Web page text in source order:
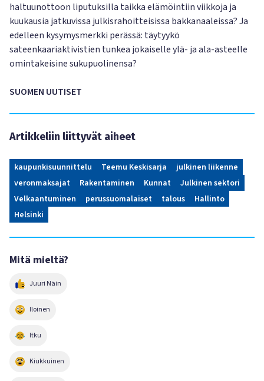
haltuunottoon liputuksilla taikka elämöintiin viikkoja ja
kuukausia jatkuvissa julkisrahoitteisissa bakkanaaleissa? Ja
edelleen kysymysmerkki perässä: täytyykö
sateenkaariaktivistien tunkea jokaiselle ylä- ja ala-asteelle
omintakeisine sukupuolinensa?
SUOMEN UUTISET
Artikkeliin liittyvät aiheet
kaupunkisuunnittelu Teemu Keskisarja
julkinen liikenne
veronmaksajat
Rakentaminen Kunnat
Julkinen sektori
Velkaantuminen
perussuomalaiset talous
Hallinto
Helsinki
Mitä mieltä?
Juuri Näin
Iloinen
Itku
Kiukkuinen